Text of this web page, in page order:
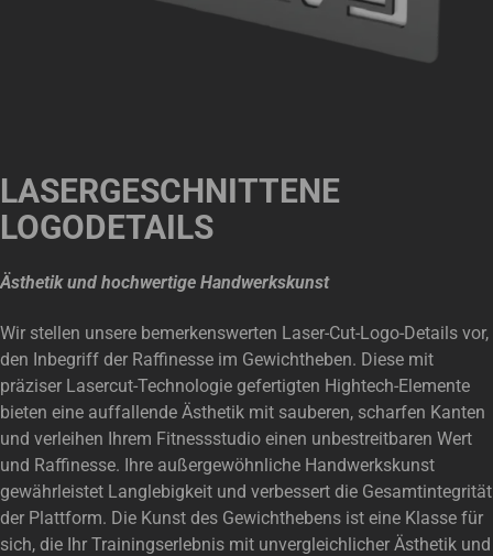
LASERGESCHNITTENE
LOGODETAILS
Ästhetik und hochwertige Handwerkskunst
Wir stellen unsere bemerkenswerten Laser-Cut-Logo-Details vor,
den Inbegriff der Raffinesse im Gewichtheben. Diese mit
präziser Lasercut-Technologie gefertigten Hightech-Elemente
bieten eine auffallende Ästhetik mit sauberen, scharfen Kanten
und verleihen Ihrem Fitnessstudio einen unbestreitbaren Wert
und Raffinesse. Ihre außergewöhnliche Handwerkskunst
gewährleistet Langlebigkeit und verbessert die Gesamtintegrität
der Plattform. Die Kunst des Gewichthebens ist eine Klasse für
sich, die Ihr Trainingserlebnis mit unvergleichlicher Ästhetik und